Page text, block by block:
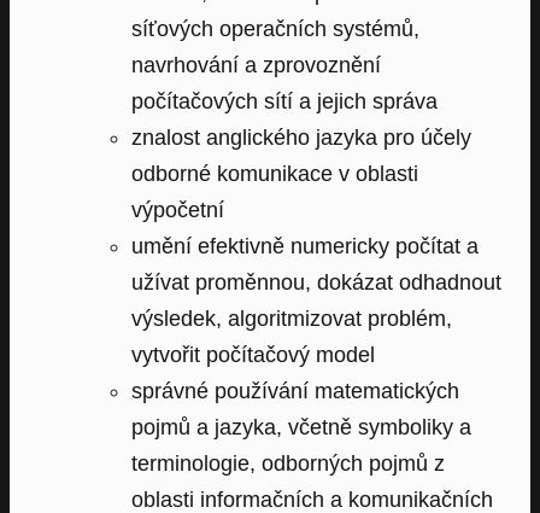
síťových operačních systémů,
navrhování a zprovoznění
počítačových sítí a jejich správa
znalost anglického jazyka pro účely
odborné komunikace v oblasti
výpočetní
umění efektivně numericky počítat a
užívat proměnnou, dokázat odhadnout
výsledek, algoritmizovat problém,
vytvořit počítačový model
správné používání matematických
pojmů a jazyka, včetně symboliky a
terminologie, odborných pojmů z
oblasti informačních a komunikačních